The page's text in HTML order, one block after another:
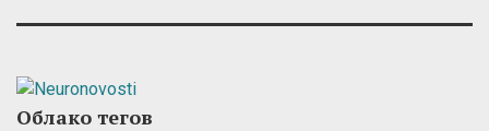
Облако тегов